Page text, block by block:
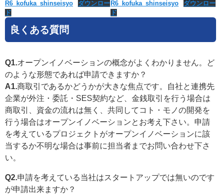
R6_kofuka_shinseisyo
ダウンロー
ド
R6_kofuka_shinseisyo
ダウンロー
ド
良くある質問
Q1.オープンイノベーションの概念がよくわかりません。ど
のような形態であれば申請できますか？
A1.商取引であるかどうかが大きな焦点です。自社と連携先
企業が外注・委託・SES契約など、金銭取引を行う場合は
商取引、資金の流れは無く、共同してコト・モノの開発を
行う場合はオープンイノベーションとお考え下さい。申請
を考えているプロジェクトがオープンイノベーションに該
当するか不明な場合は事前に担当者までお問い合わせ下さ
い。
Q2.申請を考えている当社はスタートアップでは無いのです
が申請出来ますか？